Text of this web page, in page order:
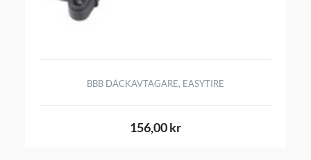
BBB DÄCKAVTAGARE, EASYTIRE
156,00 kr